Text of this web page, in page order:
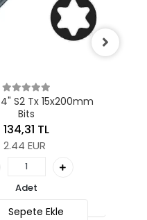
Wera 867/9 C TORX®
Yarımay/Halfmoon,
44 mm
1.260,25 TL